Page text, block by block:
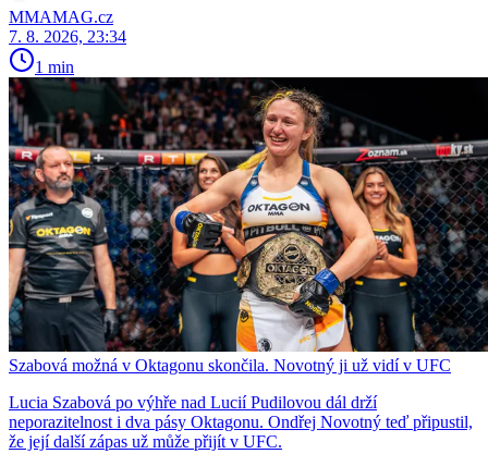
MMAMAG.cz
7. 8. 2026, 23:34
1 min
Szabová možná v Oktagonu skončila. Novotný ji už vidí v UFC
Lucia Szabová po výhře nad Lucií Pudilovou dál drží
neporazitelnost i dva pásy Oktagonu. Ondřej Novotný teď připustil,
že její další zápas už může přijít v UFC.